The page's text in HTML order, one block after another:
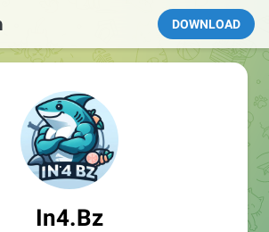
DOWNLOAD
In4.Bz